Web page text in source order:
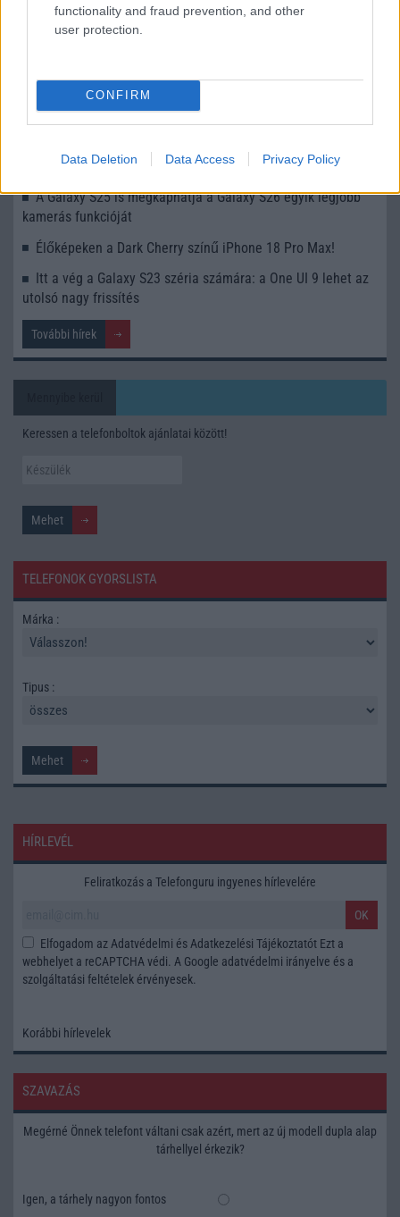
functionality and fraud prevention, and other
user protection.
CONFIRM
Data Deletion Data Access Privacy Policy
iPhone 18 bemutató dátum - ekkor rántja le a leplet az
Apple az új csúcsmobilokról
észrevétlenül könnyíti meg a mindennapokat
Ez a rejtett Samsung funkció teljesen megváltoztatja a
Nem biztos, hogy érdemes kivárni az iPhone 18 Prot
A Galaxy S25 is megkaphatja a Galaxy S26 egyik legjobb
kamerás funkcióját
Élőképeken a Dark Cherry színű iPhone 18 Pro Max!
Itt a vég a Galaxy S23 széria számára: a One UI 9 lehet az
utolsó nagy frissítés
További hírek
Keressen a telefonboltok ajánlatai között!
TELEFONOK GYORSLISTA
Márka :
Tipus :
HÍRLEVÉL
Feliratkozás a Telefonguru ingyenes hírlevelére
OK
Elfogadom az Adatvédelmi és Adatkezelési Tájékoztatót Ezt a
webhelyet a reCAPTCHA védi. A Google adatvédelmi irányelve és a
szolgáltatási feltételek érvényesek.
Korábbi hírlevelek
SZAVAZÁS
Megérné Önnek telefont váltani csak azért, mert az új modell dupla alap
tárhellyel érkezik?
Igen, a tárhely nagyon fontos